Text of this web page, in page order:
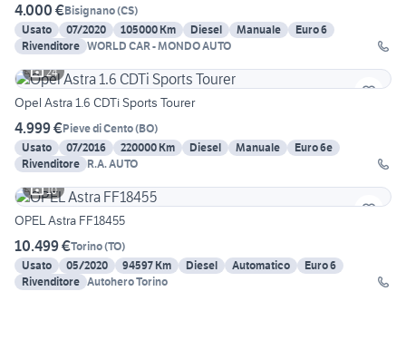
4.000 €Bisignano(CS)
Usato
07/2020 105000 Km Diesel Manuale
Euro 6
Rivenditore WORLD CAR - MONDO AUTO
24
Opel Astra 1.6 CDTi Sports Tourer
4.999 €Pieve di Cento(BO)
Usato
07/2016 220000 Km Diesel Manuale
Euro 6e
Rivenditore R.A. AUTO
10
OPEL Astra FF18455
10.499 €Torino(TO)
Usato
05/2020 94597 Km Diesel Automatico
Euro 6
Rivenditore Autohero Torino